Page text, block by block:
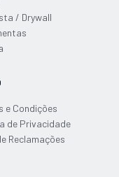
/ Drywall
e Condições
de Privacidade
Reclamações